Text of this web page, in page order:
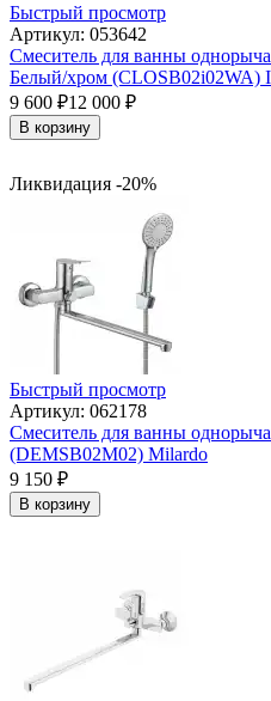
Быстрый просмотр
Артикул: 053642
Смеситель для ванны
Белый/хром (CLOSB02i02WA)
9 600 ₽12 000 ₽
В корзину
Ликвидация -20%
Быстрый просмотр
Артикул: 062178
Смеситель для ванны
(DEMSB02M02) Milardo
9 150 ₽
В корзину